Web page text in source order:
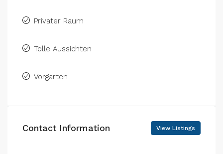
Privater Raum
Tolle Aussichten
Vorgarten
Contact Information View Listings